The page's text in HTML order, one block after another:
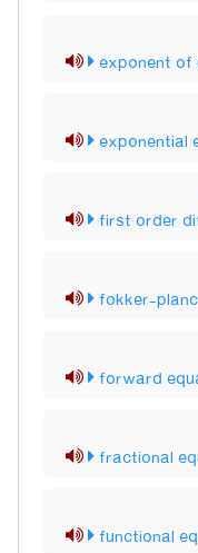
exponent
exponential
first order
fokker-
forward
fractional
functional